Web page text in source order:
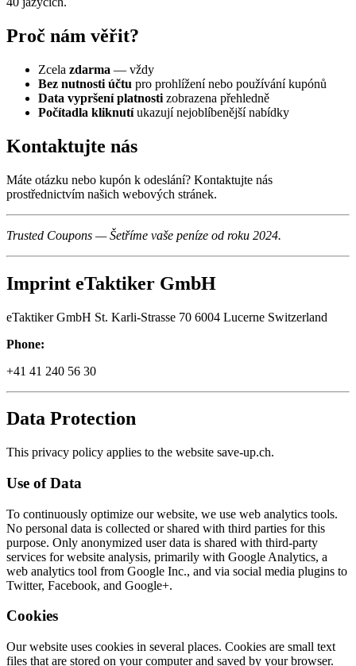
Proč nám věřit?
Zcela zdarma — vždy
Bez nutnosti účtu pro prohlížení nebo používání kupónů
Data vypršení platnosti zobrazena přehledně
Počítadla kliknutíukazují nejoblíbenější nabídky
Kontaktujte nás
Máte otázku nebo kupón k odeslání? Kontaktujte nás
prostřednictvím našich webových stránek.
Trusted Coupons — Šetříme vaše peníze od roku 2024.
Imprint eTaktiker GmbH
eTaktiker GmbH St. Karli-Strasse 70 6004 Lucerne Switzerland
Phone:
+41 41 240 56 30
Data Protection
This privacy policy applies to the website save-up.ch.
Use of Data
To continuously optimize our website, we use web analytics tools.
No personal data is collected or shared with third parties for this
purpose. Only anonymized user data is shared with third-party
services for website analysis, primarily with Google Analytics, a
web analytics tool from Google Inc., and via social media plugins to
Twitter, Facebook, and Google+.
Cookies
Our website uses cookies in several places. Cookies are small text
files that are stored on your computer and saved by your browser.